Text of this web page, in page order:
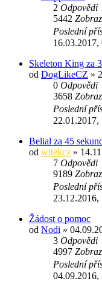
2 Odpovědi
5442
Poslední
16.03.2017,
Skeleton King za
od DogLikeCZ »
0 Odpovědi
3658
Poslední
22.01.2017,
Belial za 45
od witekcz »
7 Odpovědi
9189
Poslední
23.12.2016,
Žádost o pomoc
od Nodi »
3 Odpovědi
4997
Poslední
04.09.2016,